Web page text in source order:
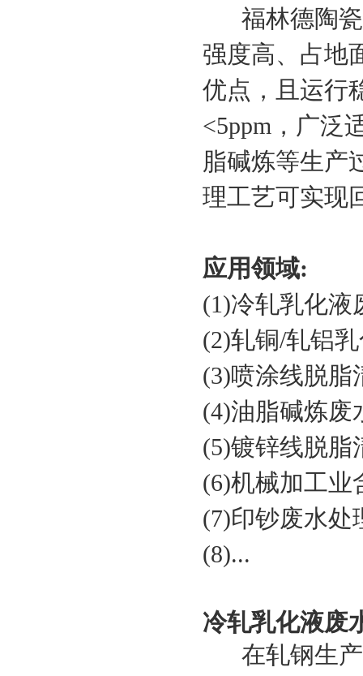
福林德陶瓷
强度高、占地
优点，且运行
<5ppm，广泛
脂碱炼等生产
理工艺可实现
应用领域:
(1)冷轧乳化液
(2)轧铜/轧铝
(3)喷涂线脱脂
(4)油脂碱炼废
(5)镀锌线脱脂
(6)机械加工业
(7)印钞废水处
(8)...
冷轧乳化液废
在轧钢生产